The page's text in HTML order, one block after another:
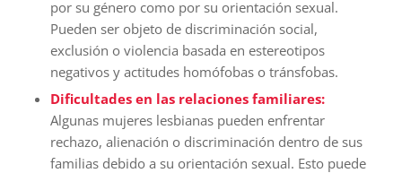
por su género como por su orientación sexual.
Pueden ser objeto de discriminación social,
exclusión o violencia basada en estereotipos
negativos y actitudes homófobas o tránsfobas.
Dificultades en las relaciones familiares:
Algunas mujeres lesbianas pueden enfrentar
rechazo, alienación o discriminación dentro de sus
familias debido a su orientación sexual. Esto puede